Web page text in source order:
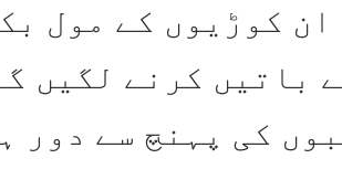
ان کوڑیوں کے مول
باتیں کرنے لگیں
کی پہنچ سے دور